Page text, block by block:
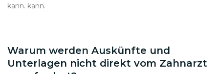
kann. kann.
Warum werden Auskünfte und
Unterlagen nicht direkt vom Zahnarzt